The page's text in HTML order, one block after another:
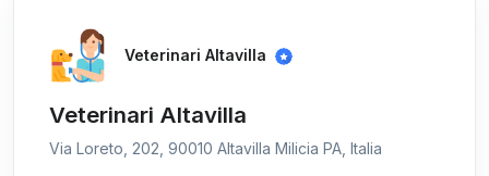
Veterinari Altavilla
Veterinari Altavilla
Via Loreto, 202, 90010 Altavilla Milicia PA, Italia